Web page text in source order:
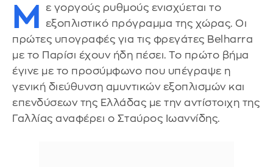
M
ε γοργούς ρυθμούς ενισχύεται το
εξοπλιστικό πρόγραμμα της χώρας. Οι
πρώτες υπογραφές για τις φρεγάτες Belharra
με το Παρίσι έχουν ήδη πέσει. Το πρώτο βήμα
έγινε με το προσύμφωνο που υπέγραψε η
γενική διεύθυνση αμυντικών εξοπλισμών και
επενδύσεων της Ελλάδας με την αντίστοιχη της
Γαλλίας αναφέρει ο Σταύρος Ιωαννίδης.